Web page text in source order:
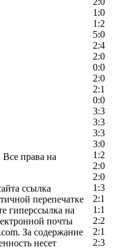
1:0
1:2
5:0
2:4
2:0
0:0
2:0
2:1
0:0
3:3
3:3
3:3
3:0
1:2
2:0
2:0
1:3
2:1
1:1
2:2
2:1
2:3
права на
ссылка
перепечатке
гиперссылка на
почты
За содержание
несет